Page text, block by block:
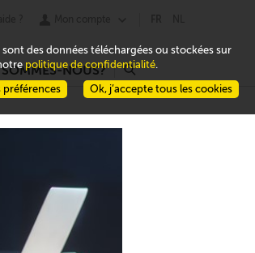
NOUS? r
des données téléchargées ou stockées sur
politique de confidentialité.
Ok, j’accepte tous les cookies
préférences